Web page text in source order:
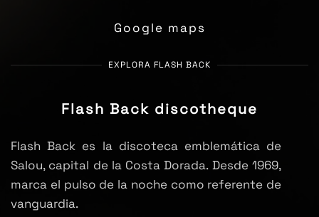
Google maps
EXPLORA FLASH BACK
Flash Back discotheque
Flash Back es la discoteca emblemática de
Salou, capital de la Costa Dorada. Desde 1969,
marca el pulso de la noche como referente de
vanguardia.